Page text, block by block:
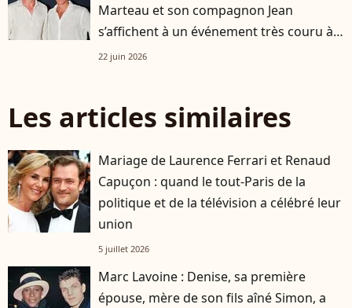
Marteau et son compagnon Jean
s’affichent à un événement très couru à
Paris
22 juin 2026
Les articles similaires
Mariage de Laurence Ferrari et Renaud
Capuçon : quand le tout-Paris de la
politique et de la télévision a célébré leur
union
5 juillet 2026
Marc Lavoine : Denise, sa première
épouse, mère de son fils aîné Simon, a